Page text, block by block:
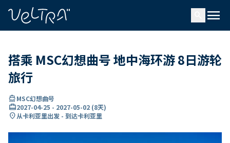
menu
搭乘 MSC幻想曲号 地中海环游 8日游轮
旅行
directions_boatMSC幻想曲号
card_travel2027-04-25 - 2027-05-02 (8天)
location_on从卡利亚里出发 - 到达卡利亚里